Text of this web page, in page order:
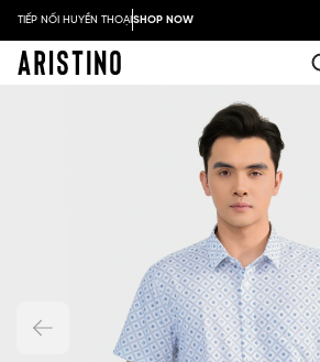
TIẾP NỐI HUYỀN THOẠISHOP NOW